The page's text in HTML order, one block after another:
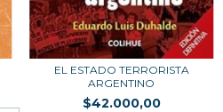
EL ESTADO TERRORISTA
ARGENTINO
$42.000,00